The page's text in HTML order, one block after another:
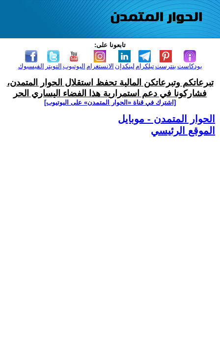
تابعونا على:
الفيسبوك التويتر اليوتيوب الانستغرام لينكدإن تيلكرامبنترست بودكاست
تبرعاتكم وتبرعاتكن المالية تحفظ استقلال الحوار المتمدن،
فشاركونا في دعم استمرارية هذا الفضاء اليساري الحر
[اشترك في قناة ‫«الحوار المتمدن» على اليوتيوب]
الحوار المتمدن - موبايل
الموقع الرئيسي